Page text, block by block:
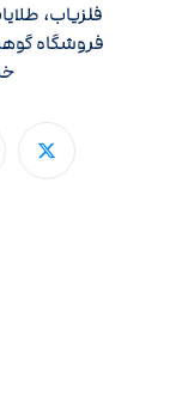
فلزیاب،
فروشگاه